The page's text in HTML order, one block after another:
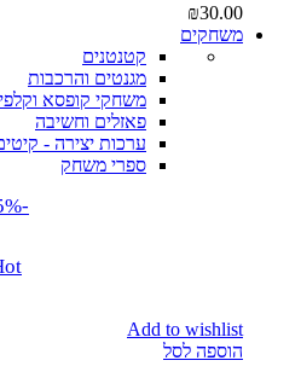
₪30.00
משחקים
קטנטנים
מגנטים והרכבות
משחקי קופסא
פאזלים וחשיבה
ערכות יצירה -
ספרי משחק
-25%
Add to wishlist
הוספה לסל